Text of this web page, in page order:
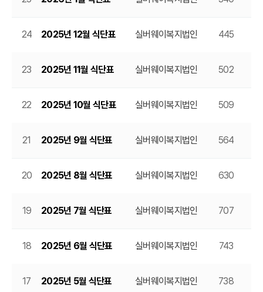
24 2025년 12월 식단표 실버웨이복지법인 445
23 2025년 11월 식단표 실버웨이복지법인 502
22 2025년 10월 식단표 실버웨이복지법인 509
21 2025년 9월 식단표 실버웨이복지법인 564
20 2025년 8월 식단표 실버웨이복지법인 630
19 2025년 7월 식단표 실버웨이복지법인 707
18 2025년 6월 식단표 실버웨이복지법인 743
17 2025년 5월 식단표 실버웨이복지법인 738